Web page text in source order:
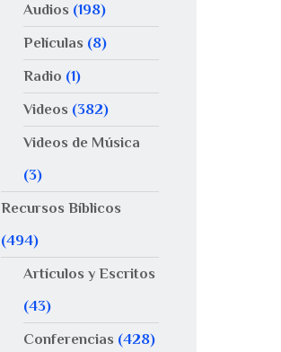
Audios (198)
Películas (8)
Radio (1)
Videos (382)
Videos de Música
(3)
Recursos Bíblicos
(494)
Artículos y Escritos
(43)
Conferencias (428)